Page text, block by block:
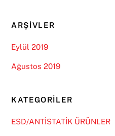
ARŞIVLER
Eylül 2019
Ağustos 2019
KATEGORILER
ESD/ANTİSTATİK ÜRÜNLER